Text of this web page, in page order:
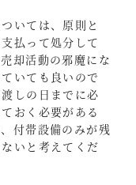
いては、原則と
払って処分して
却活動の邪魔にな
いても良いので
しの日までに必
おく必要がある
付帯設備のみが残
いと考えてくだ